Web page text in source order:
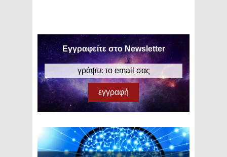
Εγγραφείτε στο Newsletter